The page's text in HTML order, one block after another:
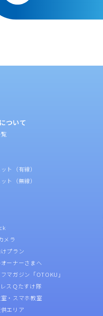
ついて
ト（有線）
ト（無線）
メラ
プラン
ーナーさまへ
マガジン「OTOKU」
スＱたすけ隊
・スマホ教室
エリア